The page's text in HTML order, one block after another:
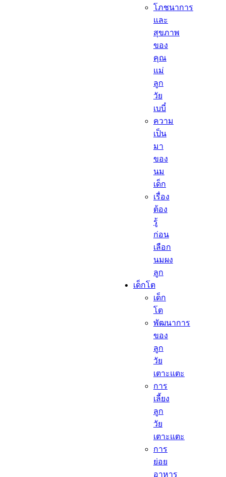
โภชนาการ
และ
สุขภาพ
ของ
คุณ
แม่
ลูก
วัย
เบบี๋
ความ
เป็น
มา
ของ
นม
เด็ก
เรื่อง
ต้อง
รู้
ก่อน
เลือก
นมผง
ลูก​
เด็กโต​
เด็ก
โต​
พัฒนาการ
ของ
ลูก
วัย
เตาะแตะ
การ
เลี้ยง
ลูก
วัย
เตาะแตะ
การ
ย่อย
อาหาร